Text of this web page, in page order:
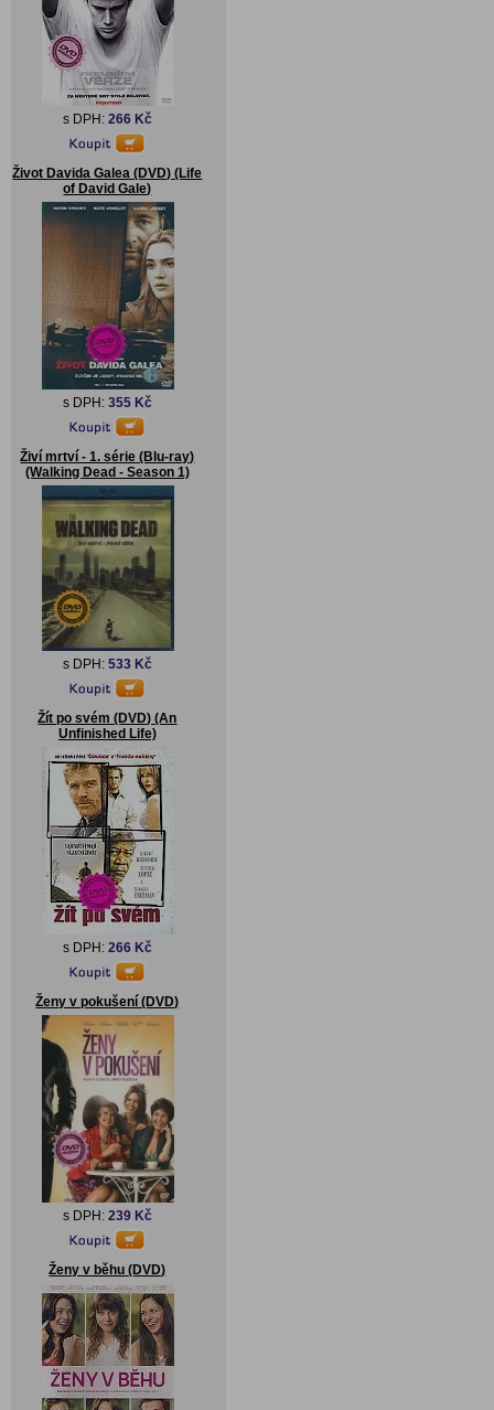
s DPH: 266 Kč
Život Davida Galea (DVD) (Life
of David Gale)
s DPH: 355 Kč
Živí mrtví - 1. série (Blu-ray)
(Walking Dead - Season 1)
s DPH: 533 Kč
Žít po svém (DVD) (An
Unfinished Life)
s DPH: 266 Kč
Ženy v pokušení (DVD)
s DPH: 239 Kč
Ženy v běhu (DVD)